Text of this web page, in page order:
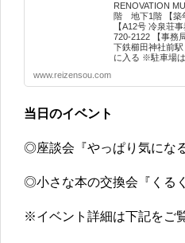
RENOVATION
階 地下1階 【築
【A12号 冷泉荘
720-2122 【事務
下鉄櫛田神社前
に入る ※駐車場
www.reizensou.com
当日のイベント
◎座談会『やっぱり気にな
◎小さな本の交換会『くる
※イベント詳細は下記をご